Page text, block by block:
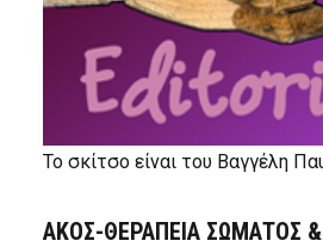
Το σκίτσο είναι του Βαγγέλη
ΑΚΟΣ-ΘΕΡΑΠΕΙΑ ΣΩΜΑΤΟΣ